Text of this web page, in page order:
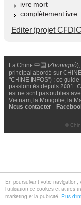
En poursuivant votre
l'utilisation de cookies et autres
marketing et la publicité. Plus
ivre mort
complètement ivre
Editer (projet
La Chine 中国 (Zhongguó
principal abordé sur
"CHINE INFOS") ; ce
passionnés depuis 2001.
est ne sont pas oubliés
Vietnam, la Mongolie, la
Nous contacter -
©